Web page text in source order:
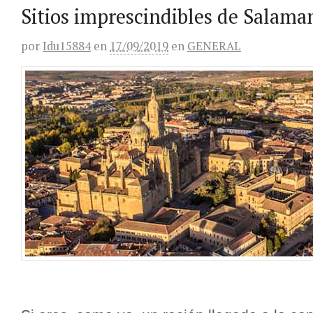
Sitios imprescindibles de
por Idu15884 en 17/09/2019 en GENERAL